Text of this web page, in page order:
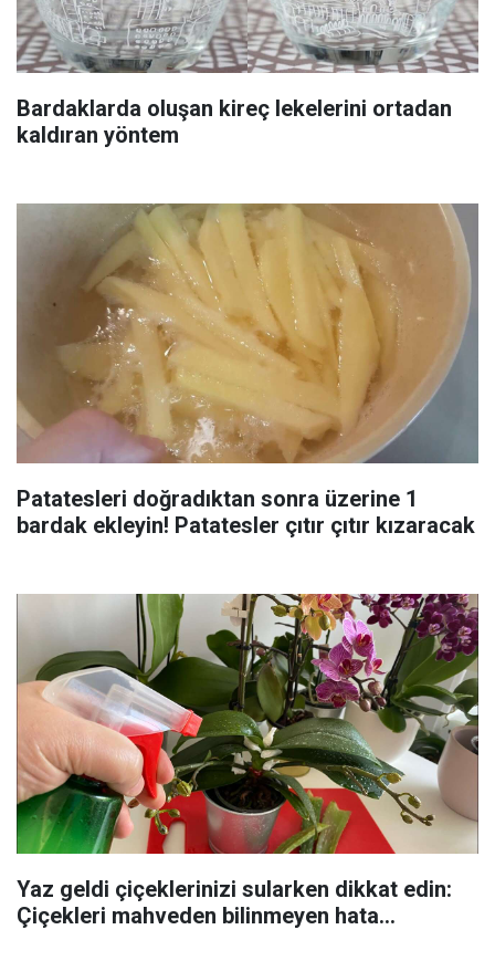
Bardaklarda oluşan kireç lekelerini ortadan
kaldıran yöntem
Patatesleri doğradıktan sonra üzerine 1
bardak ekleyin! Patatesler çıtır çıtır kızaracak
Yaz geldi çiçeklerinizi sularken dikkat edin:
Çiçekleri mahveden bilinmeyen hata...